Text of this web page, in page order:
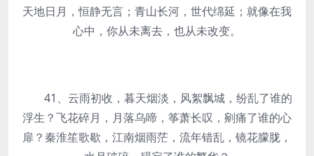
天地日月，恒静无言；青山长河，世代绵延；就像在我
心中，你从未离去，也从未改变。
41、云雨初收，暮天烟淡，风絮飘城，纷乱了谁的
浮生？飞花碎月，月落乌啼，筝萧长叹，剜痛了谁的心
扉？秦淮笙歌歇，江南烟雨茫，流年错乱，镜花朦胧，